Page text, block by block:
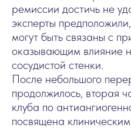
ремиссии достичь не
эксперты
могут быть связаны с
оказывающим влияние
сосудистой стенки.
После небольшого
продолжилось, вторая
клуба по
посвящена